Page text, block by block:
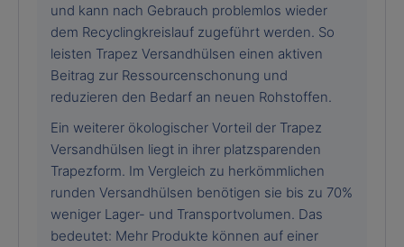
und kann nach Gebrauch problemlos wieder
dem Recyclingkreislauf zugeführt werden. So
leisten Trapez Versandhülsen einen aktiven
Beitrag zur Ressourcenschonung und
reduzieren den Bedarf an neuen Rohstoffen.
Ein weiterer ökologischer Vorteil der Trapez
Versandhülsen liegt in ihrer platzsparenden
Trapezform. Im Vergleich zu herkömmlichen
runden Versandhülsen benötigen sie bis zu 70%
weniger Lager- und Transportvolumen. Das
bedeutet: Mehr Produkte können auf einer